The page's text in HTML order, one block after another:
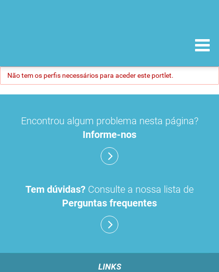
Não tem os perfis necessários para aceder este portlet.
Encontrou algum problema nesta página?
Informe-nos
Tem dúvidas? Consulte a nossa lista de
Perguntas frequentes
LINKS